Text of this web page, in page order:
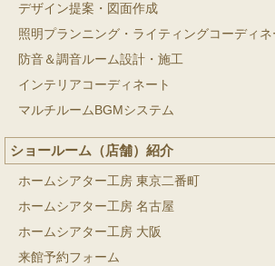
デザイン提案・図面作成
照明プランニング・ライティングコーディネ
防音＆調音ルーム設計・施工
インテリアコーディネート
マルチルームBGMシステム
ショールーム（店舗）紹介
ホームシアター工房 東京二番町
ホームシアター工房 名古屋
ホームシアター工房 大阪
来館予約フォーム